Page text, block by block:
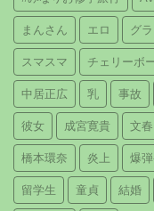
まんさん エロ グ
スマスマ チェリーボ
中居正広 乳 事故
彼女 成宮寛貴 文春
橋本環奈 炎上 爆
留学生 童貞 結婚